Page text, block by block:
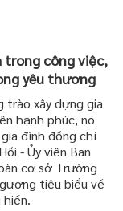
trong công việc,
yêu thương
trào xây dựng gia
hạnh phúc, no
đình đồng chí
- Ủy viên Ban
cơ sở Trường
tiêu biểu về
hiến.